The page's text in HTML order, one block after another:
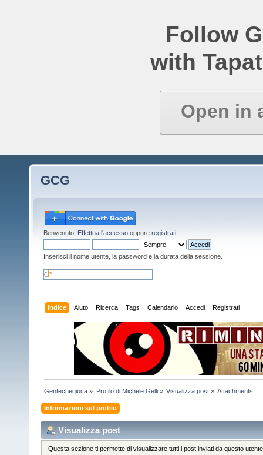
Follow
with
Open in
GCG
Benvenuto! Effettua l'accesso oppure registrati
Inserisci il nome utente, la password e la durata della sessione.
Indice Aiuto Ricerca Tags Calendario Accedi Registrati
Gentechegioca » Profilo di Michele Gelli» Visualizza post» Attachments
Informazioni sul profilo
Visualizza post
Questa sezione ti permette di visualizzare tutti i post inviati da questo